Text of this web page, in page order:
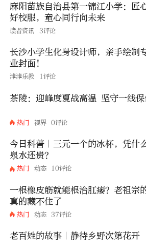
麻阳苗族自治县第一锦江小学：匠
好校服，童心同行向未来
读者资讯 3评论
长沙小学生化身设计师，亲手绘制
业封面！
津津乐教 1评论
茶陵：迎峰度夏战高温 坚守一线保
热门 视界 0评论
今日科普｜三元一个的冰杯，凭什
泉水还贵？
热门 动态 10评论
一根橡皮筋就能根治肛瘘？老祖宗
真的藏不住了
热门 动态 37评论
老百姓的故事｜静待乡野次第花开